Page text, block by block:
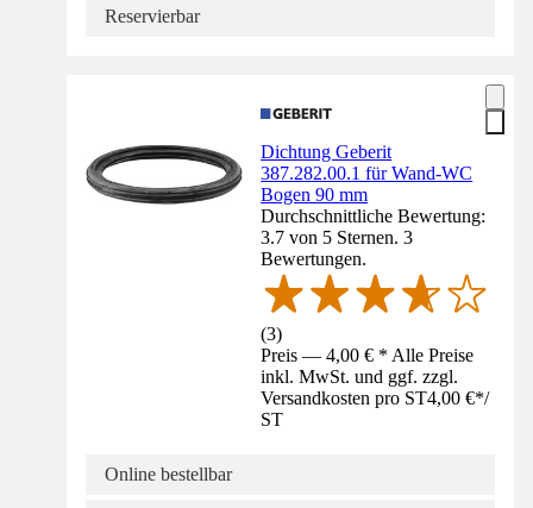
Reservierbar
Dichtung Geberit
387.282.00.1 für Wand-WC
Bogen 90 mm
Durchschnittliche Bewertung:
3.7 von 5 Sternen. 3
Bewertungen.
(3)
Preis — 4,00 € * Alle Preise
inkl. MwSt. und ggf. zzgl.
Versandkosten pro ST4,00 €*/
ST
Online bestellbar